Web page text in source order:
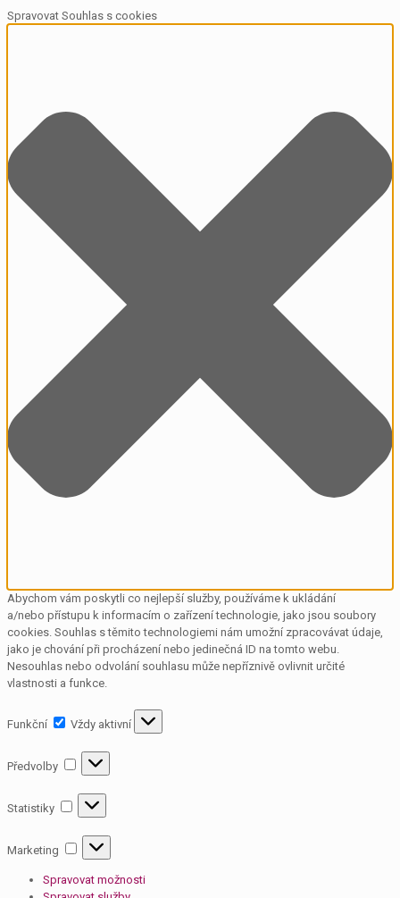
Spravovat Souhlas s cookies
Abychom vám poskytli co nejlepší služby, používáme k ukládání
a/nebo přístupu k informacím o zařízení technologie, jako jsou soubory
cookies. Souhlas s těmito technologiemi nám umožní zpracovávat údaje,
jako je chování při procházení nebo jedinečná ID na tomto webu.
Nesouhlas nebo odvolání souhlasu může nepříznivě ovlivnit určité
vlastnosti a funkce.
Funkční
Funkční
Vždy aktivní
Předvolby
Předvolby
Statistiky
Statistiky
Marketing
Marketing
Spravovat možnosti